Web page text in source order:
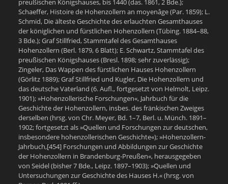
Schaeffer, Histoire de Hohenzollern an moyenâge (Par. 1859); L.
Schmid, Die älteste Geschichte des erlauchten Gesamthauses
der königlichen und fürstlichen Hohenzollern (Tübing. 1884–88,
3 Bde.); Graf Stillfried, Stammtafel des Gesamthauses
Hohenzollern (Berl. 1879, 6 Blatt); E. Schwartz, Stammtafel des
preußischen Königshauses (Bresl. 1898; sehr zuverlässig);
Zingeler, Das Wappen des fürstlichen Hauses Hohenzollern
(Görlitz 1889); Graf Stillfried und Kugler, Die Hohenzollern und
das deutsche Vaterland (6. Aufl., fortgesetzt von Helmolt, Leipz.
1901); »Hohenzollerische Forschungen«, Jahrbuch für die
Geschichte der Hohenzollern, insbes. des fränkischen Zweiges
derselben (hrsg. von Chr. Meyer, Bd. 1–7, Berl. u. Münch. 1891–
1902; fortgesetzt als »Quellen und Forschungen zur deutschen,
insbesondere hohenzollerischen Geschichte«); »Hohenzollern-
Jahrbuch,[454] Forschungen und Abbildungen zur Geschichte
der Hohenzollern in Brandenburg-Preußen«, herausgegeben
von Seidel (bisher 7 Bde., Leipz. 1897–1903); »Quellen und
Untersuchungen zur Geschichte des Hauses H.« (hrsg. von